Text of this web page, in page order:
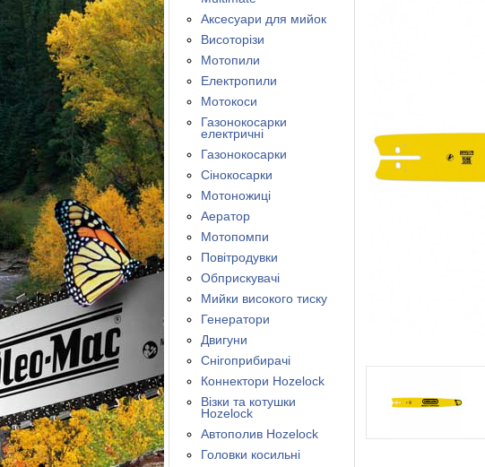
Аксесуари для мийок
Висоторізи
Мотопили
Електропили
Мотокоси
Газонокосарки
електричні
Газонокосарки
Сінокосарки
Мотоножиці
Аератор
Мотопомпи
Повітродувки
Обприскувачі
Мийки високого тиску
Генератори
Двигуни
Снігоприбирачі
Коннектори Hozelock
Візки та котушки
Hozelock
Автополив Hozelock
Головки косильні